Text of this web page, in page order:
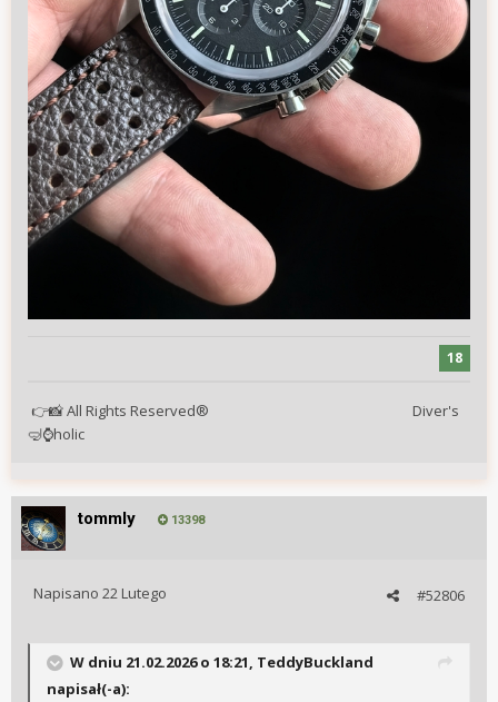
18
👉📸 All Rights Reserved® Diver's
🤿⌚holic
tommly 13398
#52806
Napisano 22 Lutego
W dniu 21.02.2026 o 18:21, TeddyBuckland
napisał(-a):